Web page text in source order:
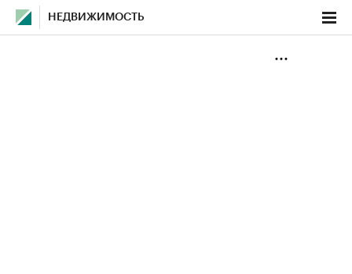
НЕДВИЖИМОСТЬ